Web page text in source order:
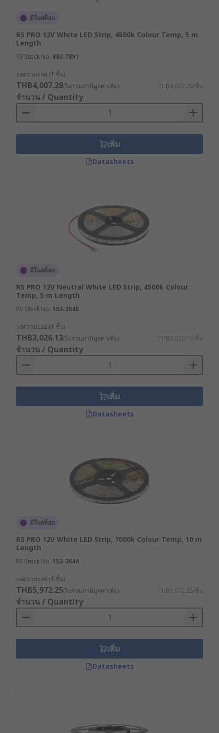
Do I need a controller?
LED Lighting Strips work alongside LED lighting
drivers (power supply) & controllers. There are
various interfaces to control LED strips, such as
wall-mounted dimmers and colour wheels, and
remote controls with various functions. These
can be purchased separately at RS."
มีในสต็อก
RS PRO 12V White LED Strip, 4500k Colour Temp, 5 m
Length
RS Stock No. 883-7891
ยอดรวมย่อย (1 ชิ้น)
THB4,007.28(ไม่รวมภาษีมูลค่าเพิ่ม) THB4,007.28/ชิ้น
จำนวน / Quantity
เพิ่ม
Datasheets
มีในสต็อก
RS PRO 12V Neutral White LED Strip, 4500k Colour
Temp, 5 m Length
RS Stock No. 153-3640
ยอดรวมย่อย (1 ชิ้น)
THB3,026.13(ไม่รวมภาษีมูลค่าเพิ่ม) THB3,026.13/ชิ้น
จำนวน / Quantity
เพิ่ม
Datasheets
มีในสต็อก
RS PRO 12V White LED Strip, 7000k Colour Temp, 10 m
Length
RS Stock No. 153-3644
ยอดรวมย่อย (1 ชิ้น)
THB5,972.25(ไม่รวมภาษีมูลค่าเพิ่ม) THB5,972.25/ชิ้น
จำนวน / Quantity
เพิ่ม
Datasheets